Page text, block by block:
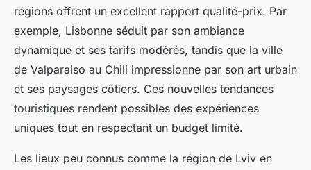
régions offrent un excellent rapport qualité-prix. Par
exemple, Lisbonne séduit par son ambiance
dynamique et ses tarifs modérés, tandis que la ville
de Valparaiso au Chili impressionne par son art urbain
et ses paysages côtiers. Ces nouvelles tendances
touristiques rendent possibles des expériences
uniques tout en respectant un budget limité.
Les lieux peu connus comme la région de Lviv en